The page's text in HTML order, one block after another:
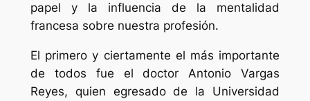
papel y la influencia de la mentalidad
francesa sobre nuestra profesión.
El primero y ciertamente el más importante
de todos fue el doctor Antonio Vargas
Reyes, quien egresado de la Universidad